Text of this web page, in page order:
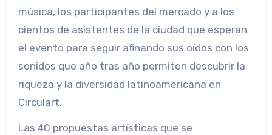
música, los participantes del mercado y a los
cientos de asistentes de la ciudad que esperan
el evento para seguir afinando sus oídos con los
sonidos que año tras año permiten descubrir la
riqueza y la diversidad latinoamericana en
Circulart.
Las 40 propuestas artísticas que se